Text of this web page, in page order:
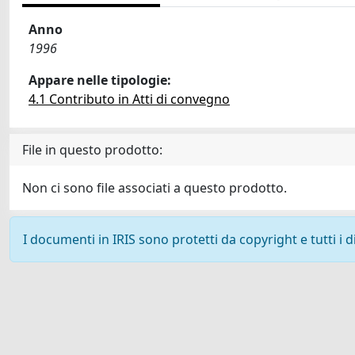
Anno
1996
Appare nelle tipologie:
4.1 Contributo in Atti di convegno
File in questo prodotto:
Non ci sono file associati a questo prodotto.
I documenti in IRIS sono protetti da copyright e tutti i